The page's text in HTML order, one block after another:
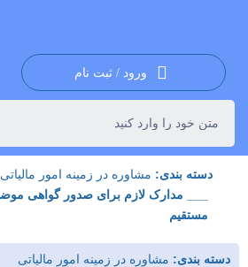
ورود / ثبت نام
دسته بندی: مشاوره در زمینه امور مالیاتی
مستقیم
دسته بندی: مشاوره در زمینه امور مالیاتی